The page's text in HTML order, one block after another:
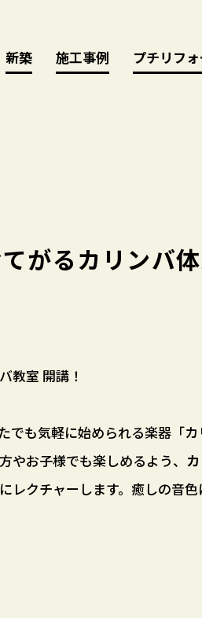
新築
新築 施工事例
施工事例 プチリフ
プチリフ
がるカリンバ
教室 開講！
でも気軽に始められる楽器「
やお子様でも楽しめるよう、
レクチャーします。癒しの音